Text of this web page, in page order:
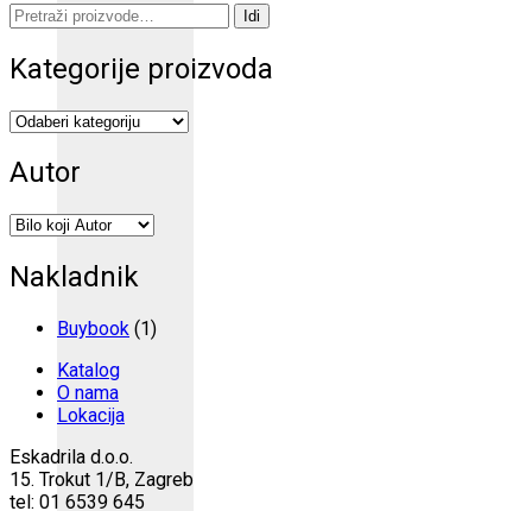
Pretraži: Idi
Kategorije proizvoda
Autor
Nakladnik
Buybook (1)
Katalog
O nama
Lokacija
Eskadrila d.o.o.
15. Trokut 1/B, Zagreb
tel: 01 6539 645